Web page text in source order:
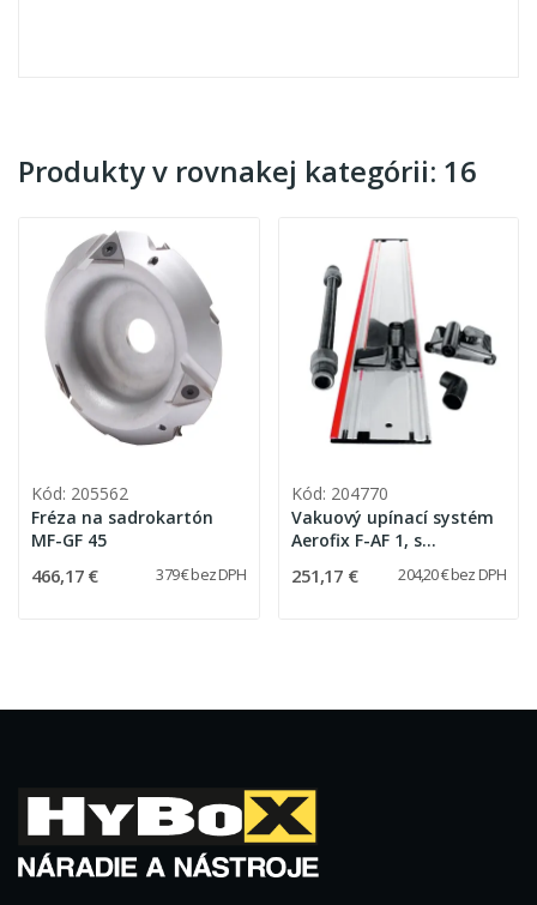
Produkty v rovnakej kategórii: 16
Kód: 205562
Fréza na sadrokartón
MF-GF 45
466,17 € 379 € bez DPH
Kód: 204770
Vakuový upínací systém
Aerofix F-AF 1, s
lištou,horný a dolný
adaptér pre flexibilnú
251,17 € 204,20 € bez DPH